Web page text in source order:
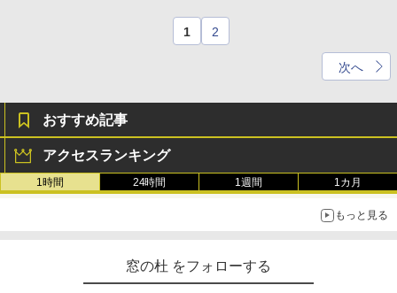
1 2
次へ
おすすめ記事
アクセスランキング
1時間 24時間 1週間 1カ月
もっと見る
窓の杜 をフォローする